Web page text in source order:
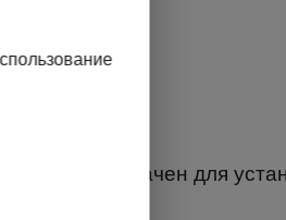
предназначен для